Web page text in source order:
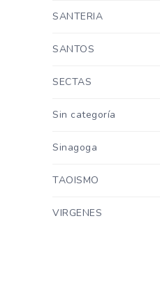
SANTERIA
SANTOS
SECTAS
Sin categoría
Sinagoga
TAOISMO
VIRGENES